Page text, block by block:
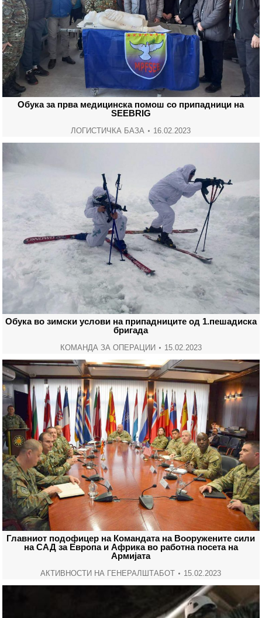
Обука за прва медицинска помош со припадници на
SEEBRIG
ЛОГИСТИЧКА БАЗА 16.02.2023
Обука во зимски услови на припадниците од 1.пешадиска
бригада
КОМАНДА ЗА ОПЕРАЦИИ 15.02.2023
Главниот подофицер на Командата на Вооружените сили
на САД за Европа и Африка во работна посета на
Армијата
АКТИВНОСТИ НА ГЕНЕРАЛШТАБОТ 15.02.2023